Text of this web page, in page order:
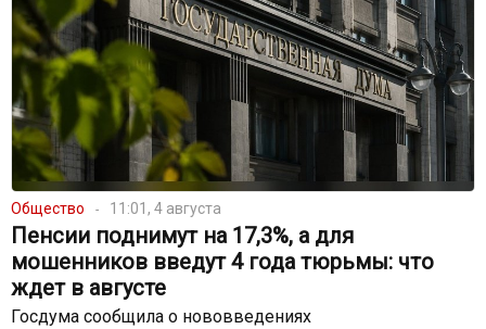
Общество 11:01, 4 августа
Пенсии поднимут на 17,3%, а для
мошенников введут 4 года тюрьмы: что
ждет в августе
Госдума сообщила о нововведениях